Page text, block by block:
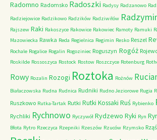
Radomno Radomsko Radoszki Radysy Radzanowo
Radziejowice Radzikowo Radzików Radziwiłów
Rajszew Raki Rakoszyce Rakowice Rakowiec Ramoty Ramuki
Mazowiecka Rawka Reda Regielnica Regimin Resko Reszel
Rochale Rogalice Rogalin Rogoziniec Roguszyn Rogóż
Roskilde Rossoszyca Rostock Rostow Roszczyce Rotenburg
Rowy Rozalin Rozogi Roztoka Rożnów
Białaczowska Rudna Rudnica Rudniki Rudno Jeziorowe Rugia
Ruszkowo Rutka-Tartak Rutki Rutki Kossaki Ruś Rybienko
Rychliki Rychnowo Ryczywół Rydzewo Ryki Ryn
Błota Rytro Rzeczyca Rzepniki Rzeszów Rzuców Rzymsko